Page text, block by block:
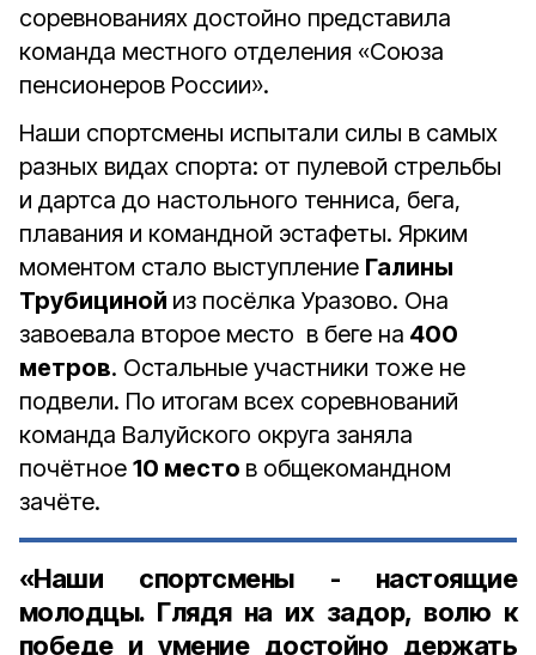
соревнованиях достойно представила
команда местного отделения «Союза
пенсионеров России».
Наши спортсмены испытали силы в самых
разных видах спорта: от пулевой стрельбы
и дартса до настольного тенниса, бега,
плавания и командной эстафеты. Ярким
моментом стало выступление Галины
Трубициной из посёлка Уразово. Она
завоевала второе место в беге на 400
метров. Остальные участники тоже не
подвели. По итогам всех соревнований
команда Валуйского округа заняла
почётное 10 место в общекомандном
зачёте.
«Наши спортсмены - настоящие
молодцы. Глядя на их задор, волю к
победе и умение достойно держать